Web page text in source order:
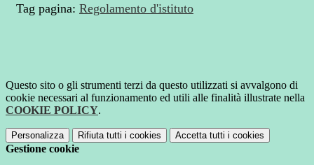
Tag pagina: Regolamento d'istituto
Questo sito o gli strumenti terzi da questo utilizzati si avvalgono di
cookie necessari al funzionamento ed utili alle finalità illustrate nella
COOKIE POLICY.
Personalizza Rifiuta tutti i cookies Accetta tutti i cookies
Gestione cookie